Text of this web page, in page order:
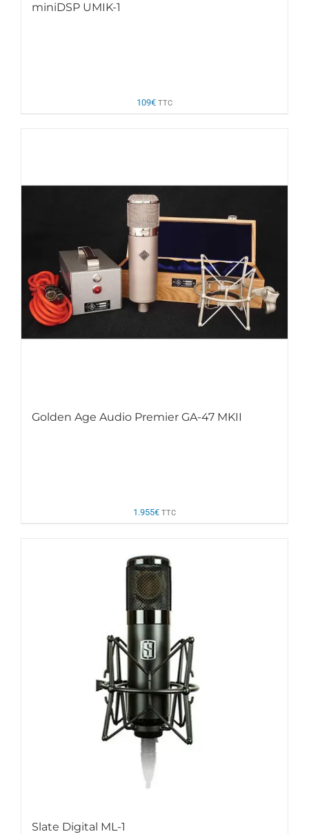
miniDSP UMIK-1
109€ TTC
Golden Age Audio Premier GA-47 MKII
1.955€ TTC
Slate Digital ML-1